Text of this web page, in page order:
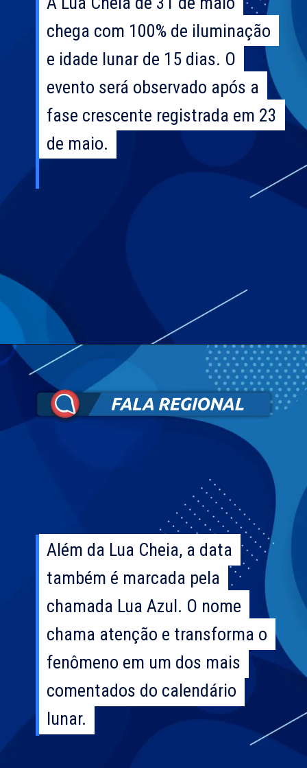
chega com 100% de iluminação
e idade lunar de 15 dias. O
evento será observado após a
fase crescente registrada em 23
de maio.
chega com 100% de iluminação
e idade lunar de 15 dias. O
evento será observado após a
fase crescente registrada em 23
de maio.
Além da Lua Cheia, a data
também é marcada pela
chamada Lua Azul. O nome
chama atenção e transforma o
fenômeno em um dos mais
comentados do calendário
lunar.
Além da Lua Cheia, a data
também é marcada pela
chamada Lua Azul. O nome
chama atenção e transforma o
fenômeno em um dos mais
comentados do calendário
lunar.